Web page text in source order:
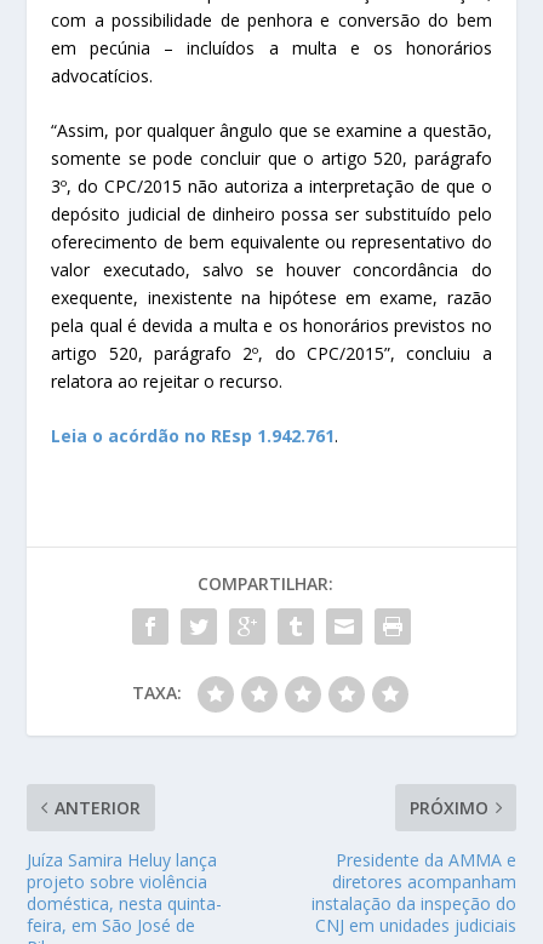
com a possibilidade de penhora e conversão do bem
em pecúnia – incluídos a multa e os honorários
advocatícios.
“Assim, por qualquer ângulo que se examine a questão,
somente se pode concluir que o artigo 520, parágrafo
3º, do CPC/2015 não autoriza a interpretação de que o
depósito judicial de dinheiro possa ser substituído pelo
oferecimento de bem equivalente ou representativo do
valor executado, salvo se houver concordância do
exequente, inexistente na hipótese em exame, razão
pela qual é devida a multa e os honorários previstos no
artigo 520, parágrafo 2º, do CPC/2015”, concluiu a
relatora ao rejeitar o recurso.
Leia o acórdão no REsp 1.942.761.
COMPARTILHAR:
TAXA:
ANTERIOR
Juíza Samira Heluy lança
projeto sobre violência
doméstica, nesta quinta-
feira, em São José de
PRÓXIMO
Presidente da AMMA e
diretores acompanham
instalação da inspeção do
CNJ em unidades judiciais